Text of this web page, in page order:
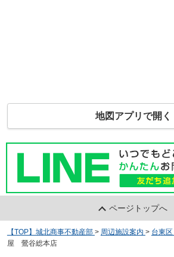
地図アプリで開く
ページトップへ
【TOP】城北商事不動産部 > 周辺施設案内 > 台東区
屋 鶯谷総本店